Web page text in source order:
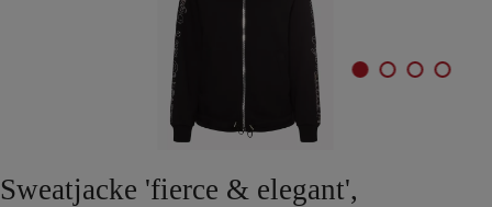
Sweatjacke 'fierce & elegant',